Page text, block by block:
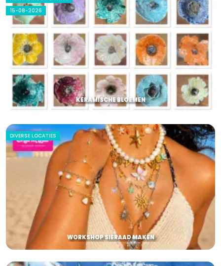
15-08-2026
KERAMISCHE BLOEMEN
DIVERSE LOCATIES
WORKSHOP SIERAAD MAKEN